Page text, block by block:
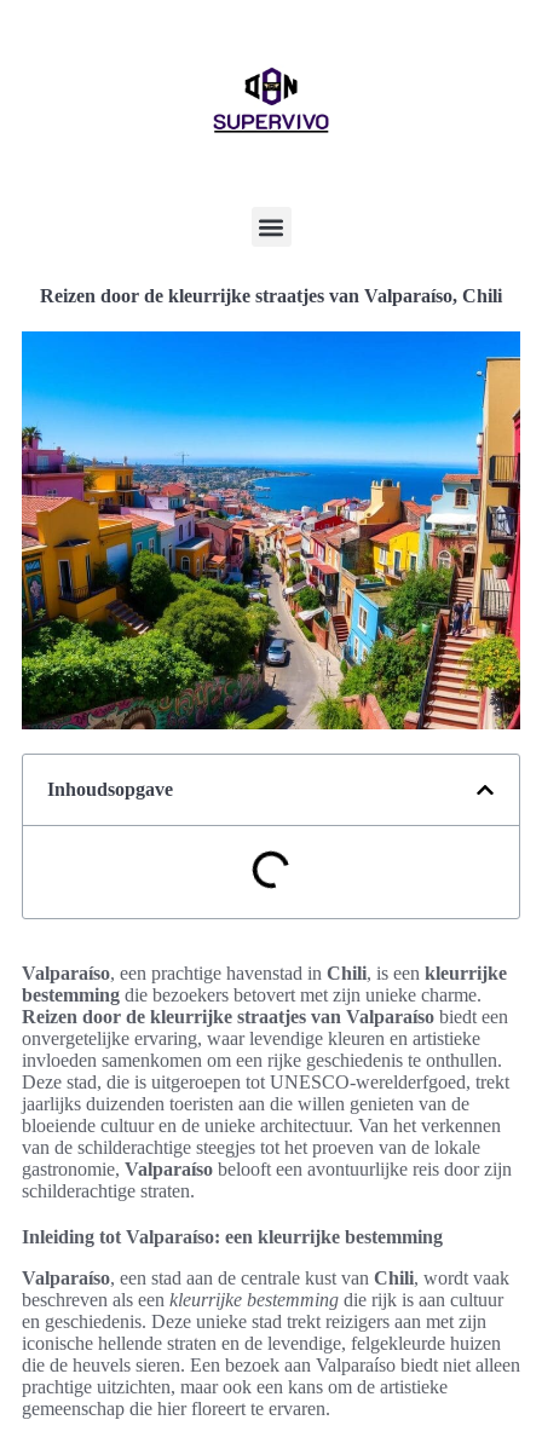
Reizen door de kleurrijke straatjes van Valparaíso, Chili
Inhoudsopgave
Valparaíso, een prachtige havenstad in Chili, is een kleurrijke
bestemming die bezoekers betovert met zijn unieke charme.
Reizen door de kleurrijke straatjes van Valparaíso biedt een
onvergetelijke ervaring, waar levendige kleuren en artistieke
invloeden samenkomen om een rijke geschiedenis te onthullen.
Deze stad, die is uitgeroepen tot UNESCO-werelderfgoed, trekt
jaarlijks duizenden toeristen aan die willen genieten van de
bloeiende cultuur en de unieke architectuur. Van het verkennen
van de schilderachtige steegjes tot het proeven van de lokale
gastronomie, Valparaíso belooft een avontuurlijke reis door zijn
schilderachtige straten.
Inleiding tot Valparaíso: een kleurrijke bestemming
Valparaíso, een stad aan de centrale kust van Chili, wordt vaak
beschreven als een kleurrijke bestemming die rijk is aan cultuur
en geschiedenis. Deze unieke stad trekt reizigers aan met zijn
iconische hellende straten en de levendige, felgekleurde huizen
die de heuvels sieren. Een bezoek aan Valparaíso biedt niet alleen
prachtige uitzichten, maar ook een kans om de artistieke
gemeenschap die hier floreert te ervaren.